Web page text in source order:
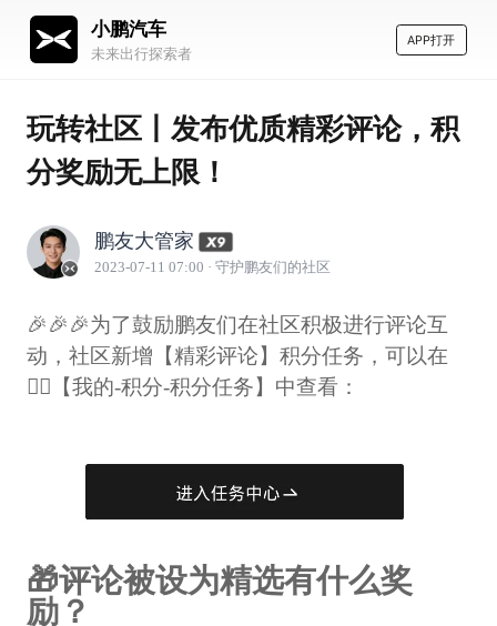
小鹏汽车
未来出行探索者
APP打开
玩转社区丨发布优质精彩评论，积
分奖励无上限！
鹏友大管家
2023-07-11 07:00 · 守护鹏友们的社区
🎉🎉🎉为了鼓励鹏友们在社区积极进行评论互
动，社区新增【精彩评论】积分任务，可以在
👉🏻【我的-积分-积分任务】中查看：
🎁评论被设为精选有什么奖
励？